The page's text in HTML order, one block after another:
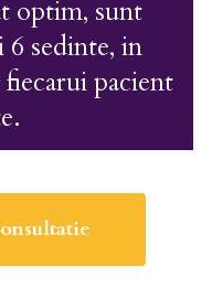
optim, sunt
6 sedinte, in
pacient